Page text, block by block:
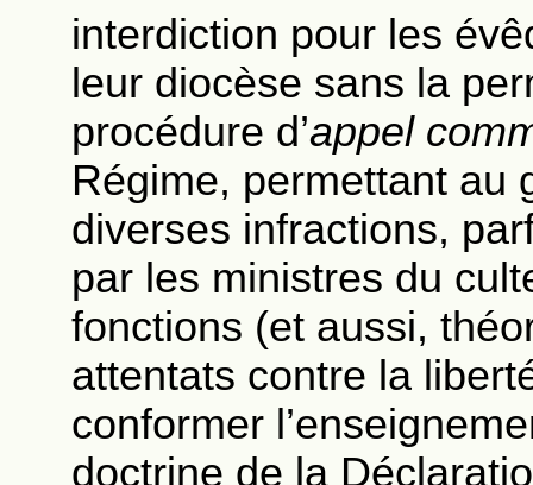
interdiction pour les
leur diocèse sans la
procédure d’appel
Régime, permettant au
diverses infractions,
par les ministres du
fonctions (et aussi,
attentats contre la
conformer
doctrine de la